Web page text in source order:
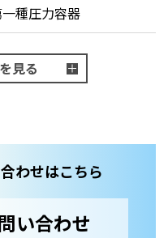
種圧力容器
見る
わせはこちら
い合わせ